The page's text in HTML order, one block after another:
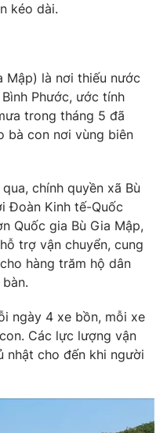
video
Thể thao
lòng Việt
mình bằng AI
kéo dài.
Mập) là nơi thiếu nước
Phước, ước tính
trong tháng 5 đã
bà con nơi vùng biên
chính quyền xã Bù
Đoàn Kinh tế-Quốc
Quốc gia Bù Gia Mập,
trợ vận chuyển, cung
hàng trăm hộ dân
ngày 4 xe bồn, mỗi xe
Các lực lượng vận
nhật cho đến khi người